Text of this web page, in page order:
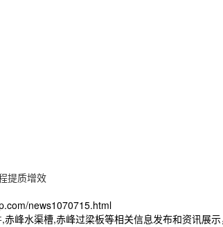
提质增效​
news1070715.html
,赤峰水渠槽,赤峰过梁板等相关信息发布和资讯展示